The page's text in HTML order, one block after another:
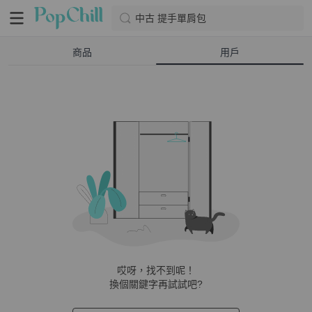
中古 提手單肩包
商品 用戶
哎呀，找不到呢！
換個關鍵字再試試吧?